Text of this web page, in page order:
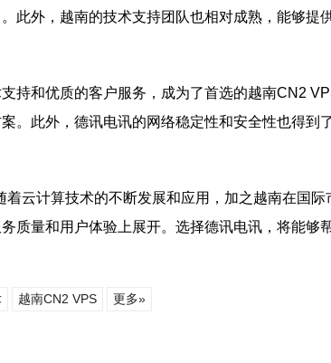
此外，越南的技术支持团队也相对成熟，能够提
持和优质的客户服务，成为了首选的越南CN2
。此外，德讯电讯的网络稳定性和安全性也得到
云计算技术的不断发展和应用，加之越南在国
质量和用户体验上展开。选择德讯电讯，将能
越南CN2 VPS 更多»